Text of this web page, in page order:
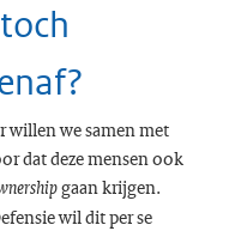
willen we samen met
dat deze mensen ook
gaan krijgen.
wil dit per se